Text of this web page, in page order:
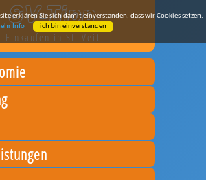
erklären Sie sich damit einverstanden, dass wir Cookies setzen.
Info
ich bin einverstanden
Einkaufen in St. Veit